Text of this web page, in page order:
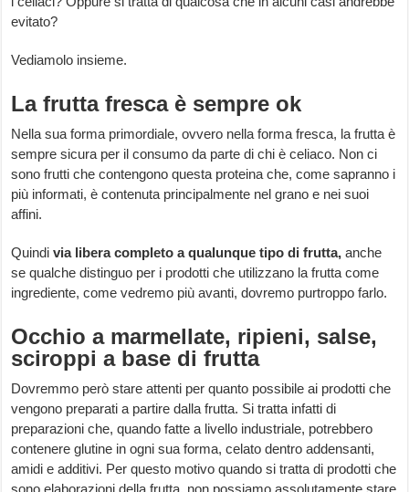
evitato?
Vediamolo insieme.
La frutta fresca è sempre ok
Nella sua forma primordiale, ovvero nella forma fresca, la frutta è
sempre sicura per il consumo da parte di chi è celiaco. Non ci
sono frutti che contengono questa proteina che, come sapranno i
più informati, è contenuta principalmente nel grano e nei suoi
affini.
Quindi via libera completo a qualunque tipo di frutta, anche
se qualche distinguo per i prodotti che utilizzano la frutta come
ingrediente, come vedremo più avanti, dovremo purtroppo farlo.
Occhio a marmellate, ripieni, salse,
sciroppi a base di frutta
Dovremmo però stare attenti per quanto possibile ai prodotti che
vengono preparati a partire dalla frutta. Si tratta infatti di
preparazioni che, quando fatte a livello industriale, potrebbero
contenere glutine in ogni sua forma, celato dentro addensanti,
amidi e additivi. Per questo motivo quando si tratta di prodotti che